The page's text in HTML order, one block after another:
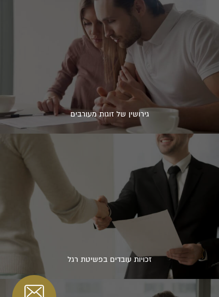
גירושין של זוגות מעורבים
זכויות עובדים בפשיטת רגל